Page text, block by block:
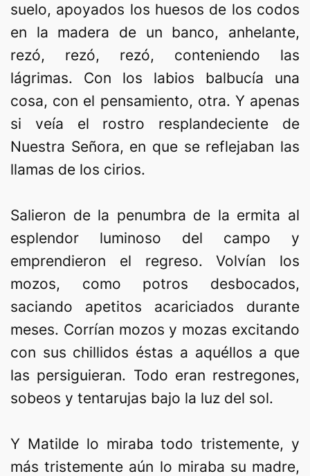
suelo, apoyados los huesos de los codos
en la madera de un banco, anhelante,
rezó, rezó, rezó, conteniendo las
lágrimas. Con los labios balbucía una
cosa, con el pensamiento, otra. Y apenas
si veía el rostro resplandeciente de
Nuestra Señora, en que se reflejaban las
llamas de los cirios.
Salieron de la penumbra de la ermita al
esplendor luminoso del campo y
emprendieron el regreso. Volvían los
mozos, como potros desbocados,
saciando apetitos acariciados durante
meses. Corrían mozos y mozas excitando
con sus chillidos éstas a aquéllos a que
las persiguieran. Todo eran restregones,
sobeos y tentarujas bajo la luz del sol.
Y Matilde lo miraba todo tristemente, y
más tristemente aún lo miraba su madre,